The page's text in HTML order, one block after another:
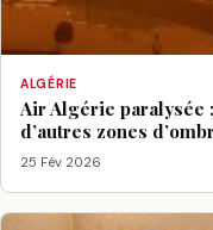
ALGÉRIE
Air Algérie
d’autres zones
25 Fév 2026